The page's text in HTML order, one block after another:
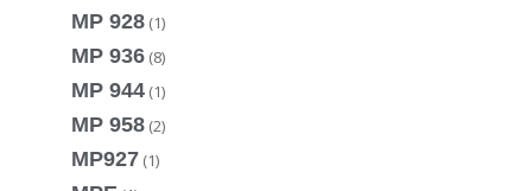
MP 928 (1)
MP 936 (8)
MP 944 (1)
MP 958 (2)
MP927 (1)